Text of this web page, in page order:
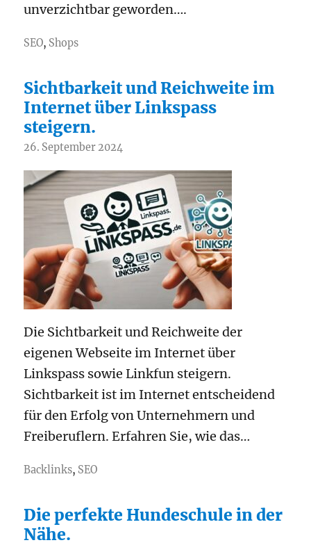
unverzichtbar geworden….
SEO, Shops
Sichtbarkeit und Reichweite im
Internet über Linkspass
steigern.
26. September 2024
Die Sichtbarkeit und Reichweite der
eigenen Webseite im Internet über
Linkspass sowie Linkfun steigern.
Sichtbarkeit ist im Internet entscheidend
für den Erfolg von Unternehmern und
Freiberuflern. Erfahren Sie, wie das…
Backlinks, SEO
Die perfekte Hundeschule in der
Nähe.